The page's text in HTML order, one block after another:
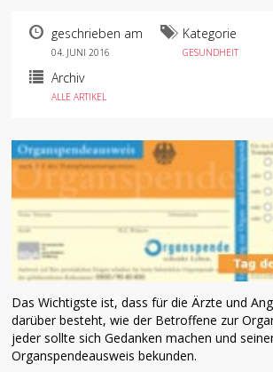
geschrieben am
04. JUNI 2016
Kategorie
GESUNDHEIT
Archiv
ALLE ARTIKEL
Das Wichtigste ist, dass für die Ärzte und
darüber besteht, wie der Betroffene zur
jeder sollte sich Gedanken machen und
Organspendeausweis bekunden.